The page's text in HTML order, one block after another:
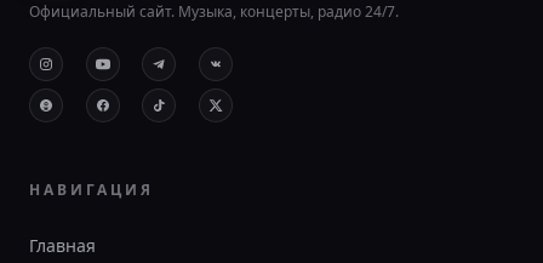
Официальный сайт. Музыка, концерты, радио 24/7.
НАВИГАЦИЯ
Главная